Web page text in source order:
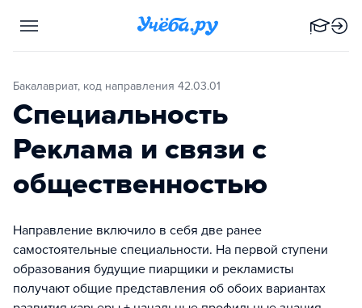
Бакалавриат, код направления 42.03.01
Специальность
Реклама и связи с
общественностью
Направление включило в себя две ранее
самостоятельные специальности. На первой ступени
образования будущие пиарщики и рекламисты
получают общие представления об обоих вариантах